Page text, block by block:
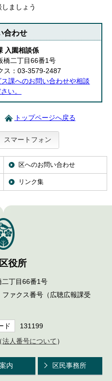
ましょう
合わせ
入園相談係
二丁目66番1号
：03-3579-2487
課へのお問い合わせや相談
い。
トップページへ戻る
スマートフォン
区へのお問い合わせ
リンク集
役所
丁目66番1号
ァクス番号（広聴広報課受
ド 131199
法人番号について ）
内 区民事務所